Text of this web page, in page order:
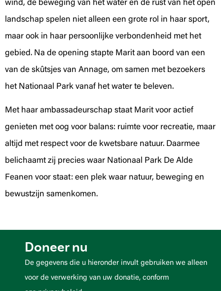
wind, de beweging van het water en de rust van het open
landschap spelen niet alleen een grote rol in haar sport,
maar ook in haar persoonlijke verbondenheid met het
gebied. Na de opening stapte Marit aan boord van een
van de skûtsjes van Annage, om samen met bezoekers
het Nationaal Park vanaf het water te beleven.
Met haar ambassadeurschap staat Marit voor actief
genieten met oog voor balans: ruimte voor recreatie, maar
altijd met respect voor de kwetsbare natuur. Daarmee
belichaamt zij precies waar Nationaal Park De Alde
Feanen voor staat: een plek waar natuur, beweging en
bewustzijn samenkomen.
Doneer nu
De gegevens die u hieronder invult gebruiken we alleen
voor de verwerking van uw donatie, conform